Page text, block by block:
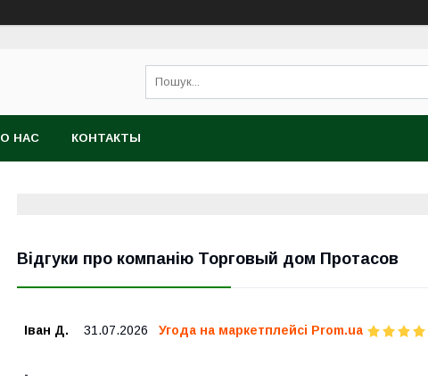
О НАС КОНТАКТЫ
Відгуки про компанію Торговый дом Протасов
Іван Д. 31.07.2026 Угода на маркетплейсі Prom.ua